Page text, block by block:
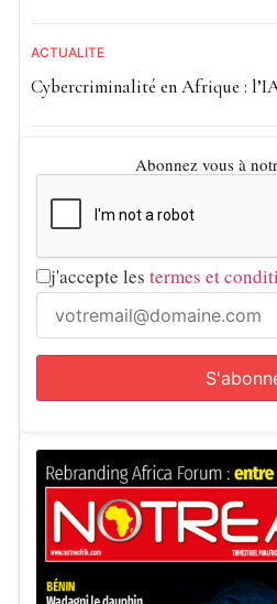
ACTUALITE
Cybercriminalité en Afrique :
Abonnez vous à
j'accepte les termes et